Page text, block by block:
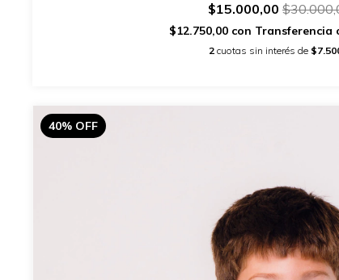
$15.000,00
$12.750,00 con Transferencia
2 cuotas sin interés de
40% OFF